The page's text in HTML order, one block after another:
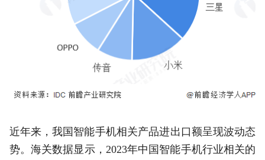
近年来，我国智能手机相关产品进出口额呈现波动态
势。海关数据显示，2023年中国智能手机行业相关的